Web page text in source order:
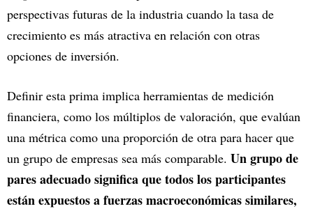
perspectivas futuras de la industria cuando la tasa de
crecimiento es más atractiva en relación con otras
opciones de inversión.
Definir esta prima implica herramientas de medición
financiera, como los múltiplos de valoración, que evalúan
una métrica como una proporción de otra para hacer que
un grupo de empresas sea más comparable. Un grupo de
pares adecuado significa que todos los participantes
están expuestos a fuerzas macroeconómicas similares,